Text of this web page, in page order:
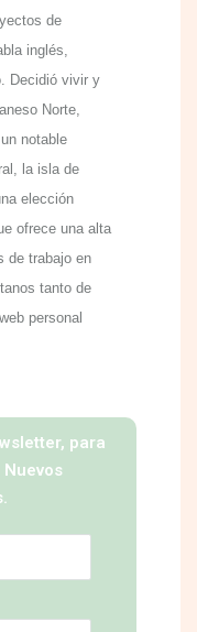
de
inglés,
Decidió vivir y
Norte,
notable
la isla de
elección
ofrece una alta
de trabajo en
tanto de
personal
para